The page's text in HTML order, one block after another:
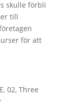
skulle förbli
till
för att
02, Three